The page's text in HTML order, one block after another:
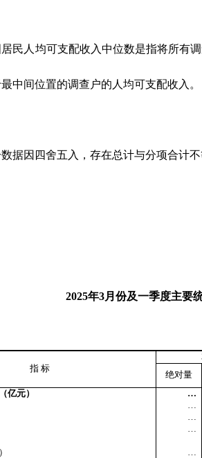
人均可支配收入中位数是指将所有调
中间位置的调查户的人均可支配收入。
因四舍五入，存在总计与分项合计不
2025年3月份及一季度主要
指 标
绝对量
亿元）
…
…
…
…
…